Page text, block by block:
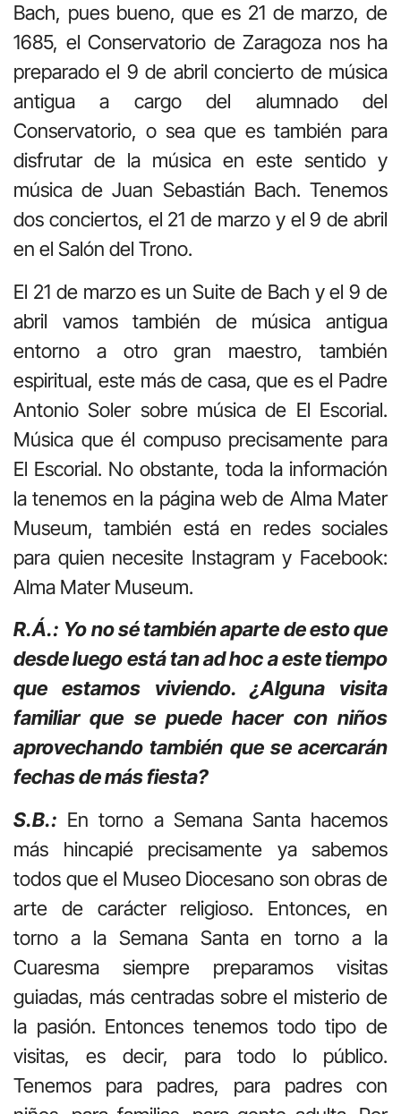
Bach, pues bueno, que es 21 de marzo, de
1685, el Conservatorio de Zaragoza nos ha
preparado el 9 de abril concierto de música
antigua a cargo del alumnado del
Conservatorio, o sea que es también para
disfrutar de la música en este sentido y
música de Juan Sebastián Bach. Tenemos
dos conciertos, el 21 de marzo y el 9 de abril
en el Salón del Trono.
El 21 de marzo es un Suite de Bach y el 9 de
abril vamos también de música antigua
entorno a otro gran maestro, también
espiritual, este más de casa, que es el Padre
Antonio Soler sobre música de El Escorial.
Música que él compuso precisamente para
El Escorial. No obstante, toda la información
la tenemos en la página web de Alma Mater
Museum, también está en redes sociales
para quien necesite Instagram y Facebook:
Alma Mater Museum.
R.Á.: Yo no sé también aparte de esto que
desde luego está tan ad hoc a este tiempo
que estamos viviendo. ¿Alguna visita
familiar que se puede hacer con niños
aprovechando también que se acercarán
fechas de más fiesta?
S.B.: En torno a Semana Santa hacemos
más hincapié precisamente ya sabemos
todos que el Museo Diocesano son obras de
arte de carácter religioso. Entonces, en
torno a la Semana Santa en torno a la
Cuaresma siempre preparamos visitas
guiadas, más centradas sobre el misterio de
la pasión. Entonces tenemos todo tipo de
visitas, es decir, para todo lo público.
Tenemos para padres, para padres con